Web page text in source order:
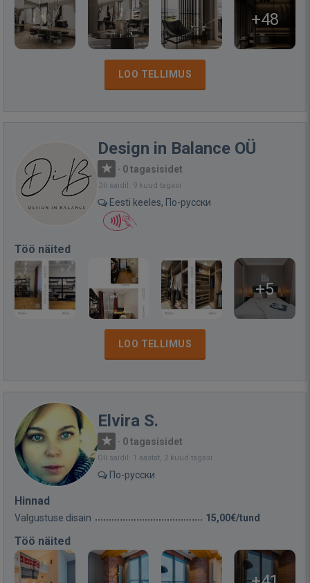
+48
LOO TELLIMUS
Design in Balance OÜ
· 0 tagasisidet
Oli saidil: 9 kuud tagasi
Eesti keeles, По-русски
Töö näited
+5
LOO TELLIMUS
Elvira S.
· 0 tagasisidet
Oli saidil: 1 aastat, 2 kuud tagasi
По-русски
Hinnad
Valgustuse disain 15,00€/tund
Töö näited